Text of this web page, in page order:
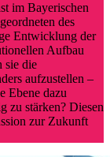
im Bayerischen
des
Entwicklung der
Aufbau
sie die
aufzustellen –
Ebene dazu
zu stärken? Diesen
zur Zukunft